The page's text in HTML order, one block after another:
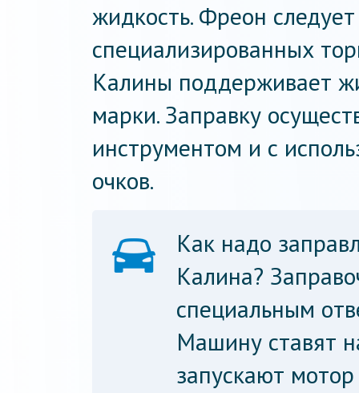
жидкость. Фреон
специализированных
Калины поддерживает
марки. Заправку
инструментом и с
очков.
Как надо
Калина?
специальным
Машину ставят
запускают